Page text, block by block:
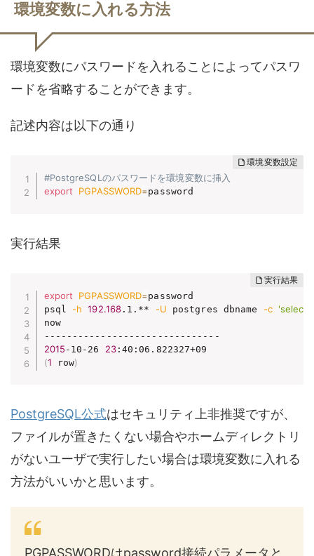
環境変数に入れる方法
環境変数にパスワードを入れることによってパスワ
ードを省略することができます。
記述内容は以下の通り
#PostgreSQLのパスワードを環境変数に挿入
export
PGPASSWORD= password
実行結果
export PGPASSWORD= password
psql -h 192.168 .1.** -U postgres dbname -c 'select
now
2015 -10-26 23
(1 row)
PostgreSQL公式はセキュリティ上非推奨ですが、
ファイルが置きたくない場合やホームディレクトリ
がないユーザで実行したい場合は環境変数に入れる
方法がいいかと思います。
PGPASSWORDはpassword接続パラメータと